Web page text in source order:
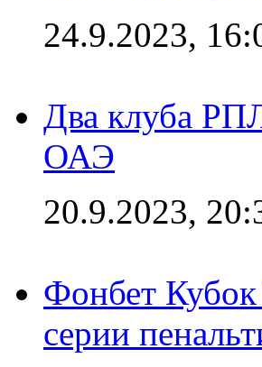
24.9.2023,
Два клуба
ОАЭ
20.9.2023,
Фонбет
серии